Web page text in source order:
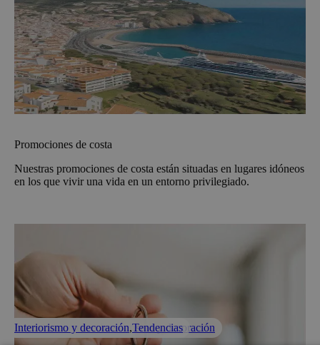
Espacios comunes,Interiorismo y decoración
Interiorismo y decoración
Interiorismo y decoración,Tendencias
Promociones de costa
Nuestras promociones de costa están situadas en lugares idóneos
en los que vivir una vida en un entorno privilegiado.